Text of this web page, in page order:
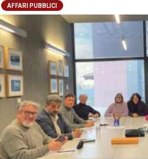
AFFARI PUBBLICI